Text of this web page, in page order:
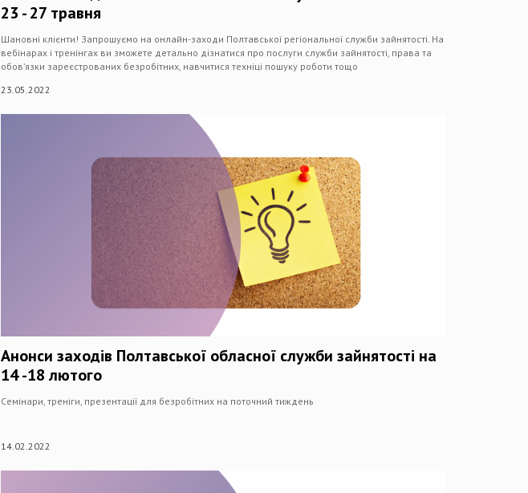
23 - 27 травня
Шановні клієнти! Запрошуємо на онлайн-заходи Полтавської регіональної служби зайнятості. На
вебінарах і тренінгах ви зможете детально дізнатися про послуги служби зайнятості, права та
обов’язки зареєстрованих безробітних, навчитися техніці пошуку роботи тощо
23.05.2022
Анонси заходів Полтавської обласної служби зайнятості на
14 -18 лютого
Семінари, треніги, презентації для безробітних на поточний тиждень
14.02.2022